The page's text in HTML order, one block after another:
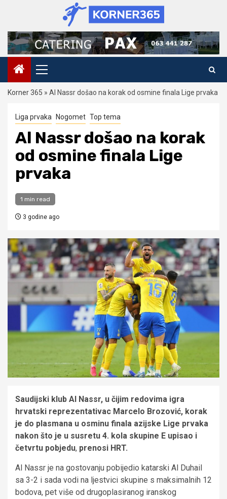
content
Primary
Menu
Korner 365 » Al Nassr došao na korak od osmine finala Lige prvaka
Liga prvaka Nogomet Top tema
Al Nassr došao na korak
od osmine finala Lige
prvaka
1 min read
3 godine ago
Saudijski klub Al Nassr, u čijim redovima igra
hrvatski reprezentativac Marcelo Brozović, korak
je do plasmana u osminu finala azijske Lige prvaka
nakon što je u susretu 4. kola skupine E upisao i
četvrtu pobjedu, prenosi HRT.
Al Nassr je na gostovanju pobijedio katarski Al Duhail
sa 3-2 i sada vodi na ljestvici skupine s maksimalnih 12
bodova, pet više od drugoplasiranog iranskog